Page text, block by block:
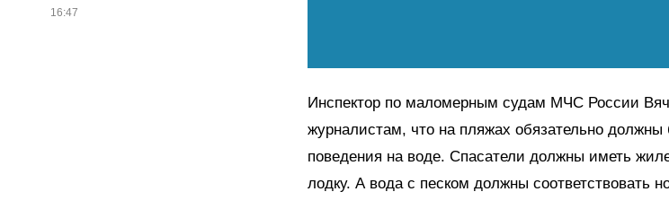
16:47
Инспектор по маломерным судам МЧС России
журналистам, что на пляжах обязательно
поведения на воде. Спасатели должны иметь
лодку. А вода с песком должны соответствовать